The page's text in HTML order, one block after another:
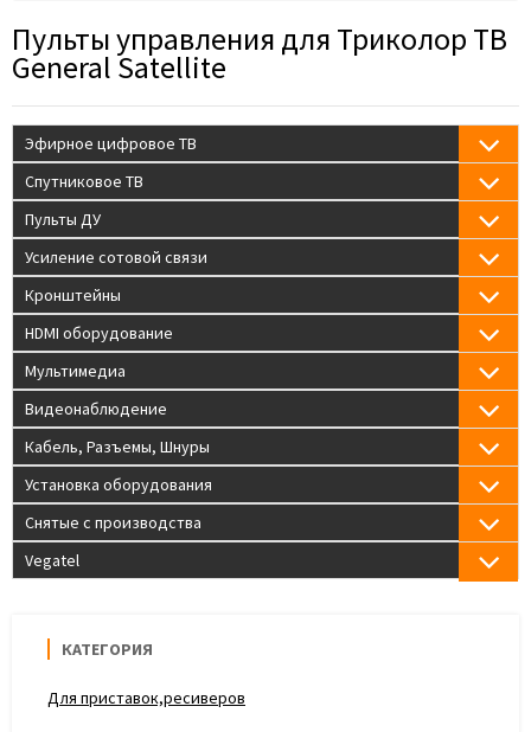
Пульты управления для Триколор ТВ
General Satellite
Эфирное цифровое ТВ
Спутниковое ТВ
Пульты ДУ
Усиление сотовой связи
Кронштейны
HDMI оборудование
Мультимедиа
Видеонаблюдение
Кабель, Разъемы, Шнуры
Установка оборудования
Снятые с производства
Vegatel
КАТЕГОРИЯ
Для приставок,ресиверов